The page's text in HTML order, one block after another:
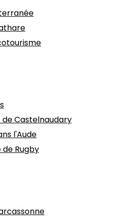
de Castelnaudary
l'Aude
de Rugby